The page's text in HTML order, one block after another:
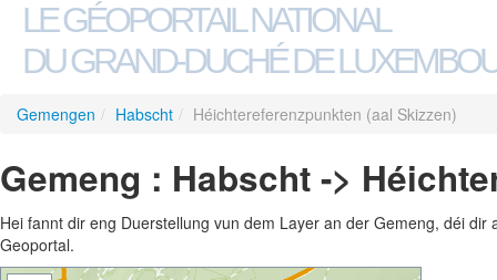
LE GÉOPORTAIL NATIONAL
DU GRAND-DUCHÉ DE
Gemengen / Habscht / Héichtereferenzpunkten (aal Skizzen)
Gemeng : Habscht ->
Hei fannt dir eng Duerstellung vun dem Layer an der Gemeng, déi
Geoportal.